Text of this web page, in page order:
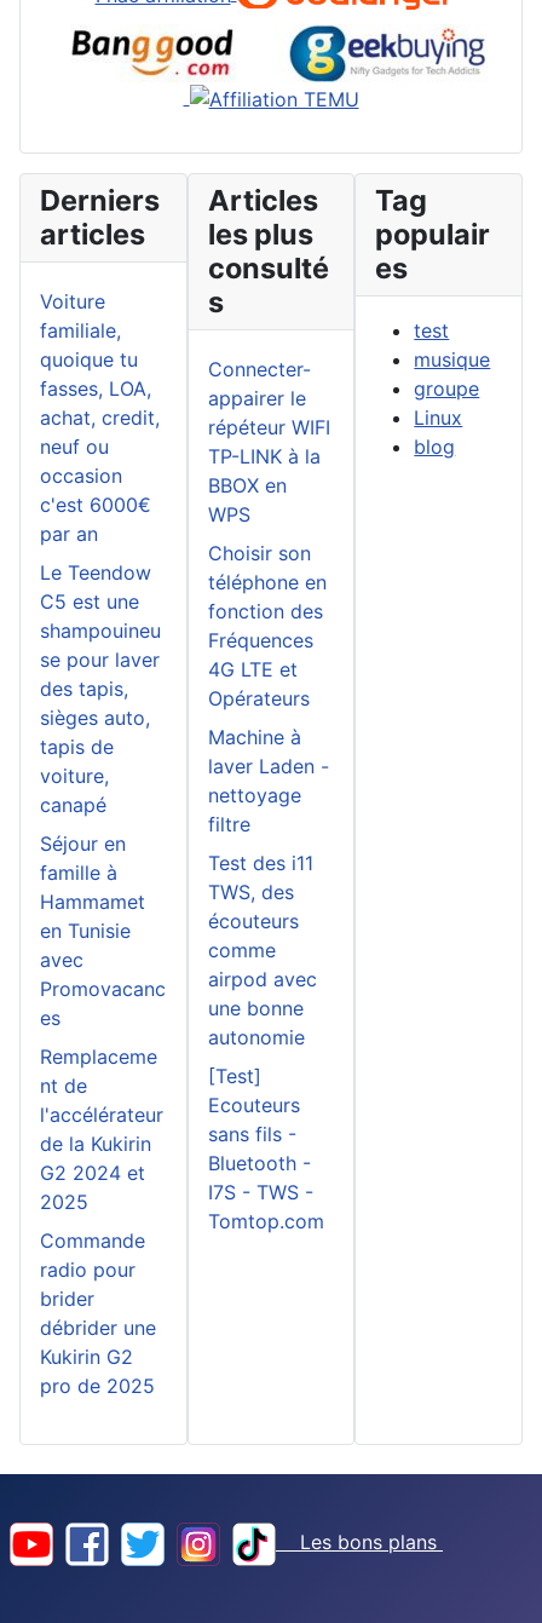
Derniers
articles
Voiture
familiale,
quoique tu
fasses, LOA,
achat, credit,
neuf ou
occasion
c'est 6000€
par an
Le Teendow
C5 est une
shampouineu
se pour laver
des tapis,
sièges auto,
tapis de
voiture,
canapé
Séjour en
famille à
Hammamet
en Tunisie
avec
Promovacanc
es
Remplaceme
nt de
l'accélérateur
de la Kukirin
G2 2024 et
2025
Commande
radio pour
brider
débrider une
Kukirin G2
pro de 2025
Articles
les plus
consulté
s
Connecter-
appairer le
répéteur WIFI
TP-LINK à la
BBOX en
WPS
Choisir son
téléphone en
fonction des
Fréquences
4G LTE et
Opérateurs
Machine à
laver Laden -
nettoyage
filtre
Test des i11
TWS, des
écouteurs
comme
airpod avec
une bonne
autonomie
[Test]
Ecouteurs
sans fils -
Bluetooth -
I7S - TWS -
Tomtop.com
Tag
populair
es
test
musique
groupe
Linux
blog
Les bons plans